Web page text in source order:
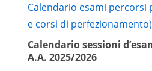
IMIS-
01/A
MISURE
TERMICHE
IIND-
02/A
MECCANICA
E
Calendario esami percorsi
e corsi di perfezionamento)
Calendario sessioni
A.A. 2025/2026